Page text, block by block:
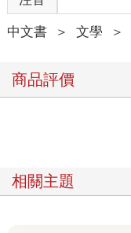
中文書 ＞ 文學 ＞
商品評價
相關主題